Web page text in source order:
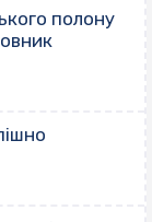
полону